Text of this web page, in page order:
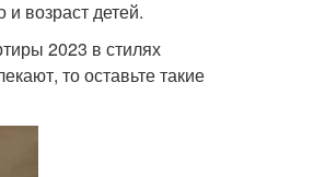
возраст детей.
2023 в стилях
то оставьте такие